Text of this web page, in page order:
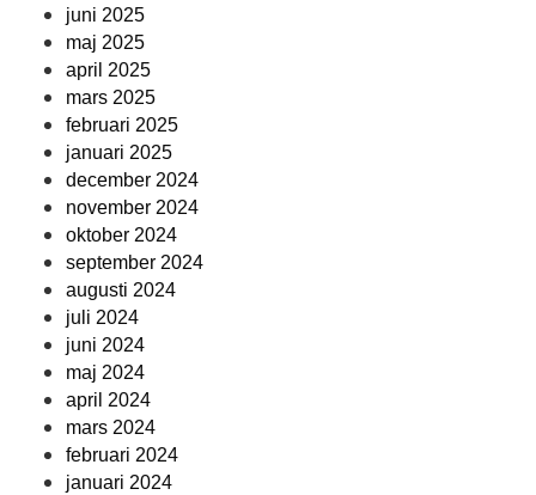
juni 2025
maj 2025
april 2025
mars 2025
februari 2025
januari 2025
december 2024
november 2024
oktober 2024
september 2024
augusti 2024
juli 2024
juni 2024
maj 2024
april 2024
mars 2024
februari 2024
januari 2024